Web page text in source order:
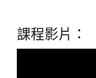
課程影片：